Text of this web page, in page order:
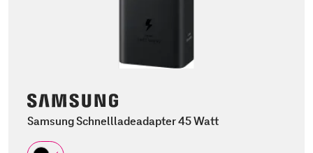
Samsung Schnellladeadapter 45 Watt